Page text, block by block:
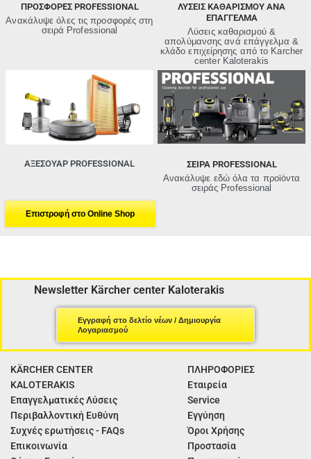
ΠΡΟΣΦΟΡΈΣ PROFESSIONAL
Ανακάλυψε όλες τις προσφορές στη
σειρά Professional
ΛΥΣΕΙΣ ΚΑΘΑΡΙΣΜΟΥ ΑΝΑ
ΕΠΑΓΓΕΛΜΑ
Λύσεις καθαρισμού &
απολύμανσης ανά επάγγελμα &
κλάδο επιχείρησης από τo Karcher
center Kaloterakis
ΑΞΕΣΟΥΑΡ PROFESSIONAL
ΣΕΙΡΑ PROFESSIONAL
Ανακάλυψε εδώ όλα τα προϊόντα
σειράς Professional
Επιστροφή στo Online Shop
Newsletter Kärcher center Kaloterakis
Εγγραφή στο δελτίο νέων / Δημιουργία
Λογαριασμού
KÄRCHER CENTER
KALOTERAKIS
Επαγγελματικές Λύσεις
Περιβαλλοντική Ευθύνη
Συχνές ερωτήσεις - FAQs
Επικοινωνία
ΠΛΗΡΟΦΟΡΙΕΣ
Εταιρεία
Service
Εγγύηση
Όροι Χρήσης
Προστασία